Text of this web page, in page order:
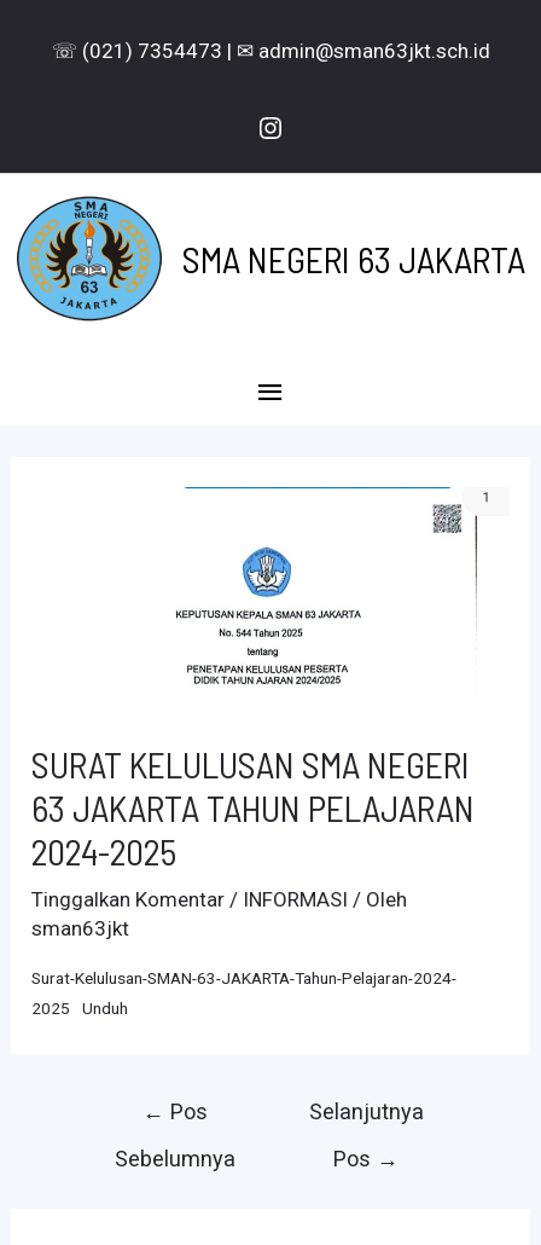
☏ (021) 7354473 | ✉ admin@sman63jkt.sch.id
Instagram
SMA NEGERI 63 JAKARTA
Menu
SURAT KELULUSAN SMA NEGERI
63 JAKARTA TAHUN PELAJARAN
2024-2025
Tinggalkan Komentar / INFORMASI / Oleh
sman63jkt
Surat-Kelulusan-SMAN-63-JAKARTA-Tahun-Pelajaran-2024-
2025
Unduh
← Pos
Sebelumnya
Selanjutnya
Pos →